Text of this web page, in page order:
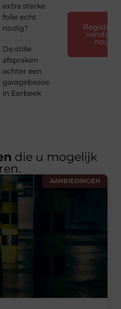
extra sterke
folie echt
nodig?
De stille
afspraken
achter een
garagebezoek
in Eerbeek
Registreer
vandaag
nog
die u mogelijk
AANBIEDINGEN